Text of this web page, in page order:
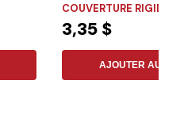
COUVERTURE RIGIDE
3,35 $
AJOUTER AU